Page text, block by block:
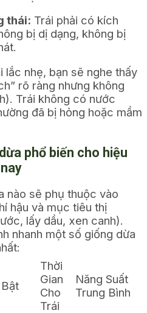
thái: Trái phải có kích
bị dị dạng, không bị
lắc nhẹ, bạn sẽ nghe thấy
rõ ràng nhưng không
Trái không có nước
đã bị hỏng hoặc mầm
phổ biến cho hiệu
nào sẽ phụ thuộc vào
hậu và mục tiêu thị
lấy dầu, xen canh).
nhanh một số giống dừa
Thời
Gian
Cho
Trái
Năng Suất
Trung Bình